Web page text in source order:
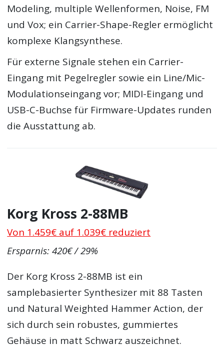
Modeling, multiple Wellenformen, Noise, FM
und Vox; ein Carrier-Shape-Regler ermöglicht
komplexe Klangsynthese.
Für externe Signale stehen ein Carrier-
Eingang mit Pegelregler sowie ein Line/Mic-
Modulationseingang vor; MIDI-Eingang und
USB-C-Buchse für Firmware-Updates runden
die Ausstattung ab.
Korg Kross 2-88MB
Von 1.459€ auf 1.039€ reduziert
Ersparnis: 420€ / 29%
Der Korg Kross 2-88MB ist ein
samplebasierter Synthesizer mit 88 Tasten
und Natural Weighted Hammer Action, der
sich durch sein robustes, gummiertes
Gehäuse in matt Schwarz auszeichnet.